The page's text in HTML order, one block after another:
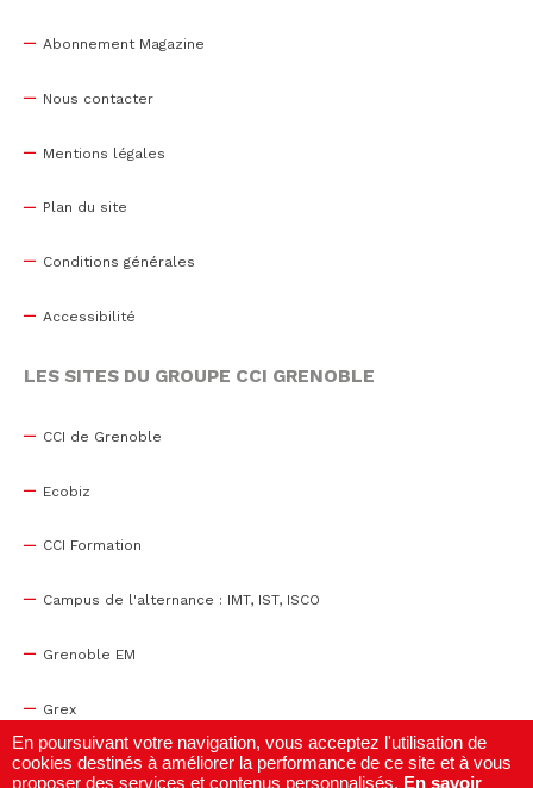
Abonnement Magazine
Nous contacter
Mentions légales
Plan du site
Conditions générales
Accessibilité
LES SITES DU GROUPE CCI GRENOBLE
CCI de Grenoble
Ecobiz
CCI Formation
Campus de l'alternance : IMT, IST, ISCO
Grenoble EM
Grex
WTC Grenoble
En poursuivant votre navigation, vous acceptez l'utilisation de
cookies destinés à améliorer la performance de ce site et à vous
proposer des services et contenus personnalisés. En savoir